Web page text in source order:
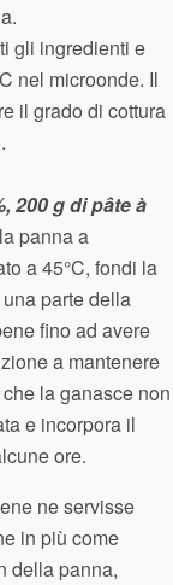
gli ingredienti e
nel microonde. Il
il grado di cottura
200 g di pâte à
panna a
a 45°C, fondi la
parte della
fino ad avere
a mantenere
la ganasce non
e incorpora il
ore.
ne servisse
in più come
della panna,